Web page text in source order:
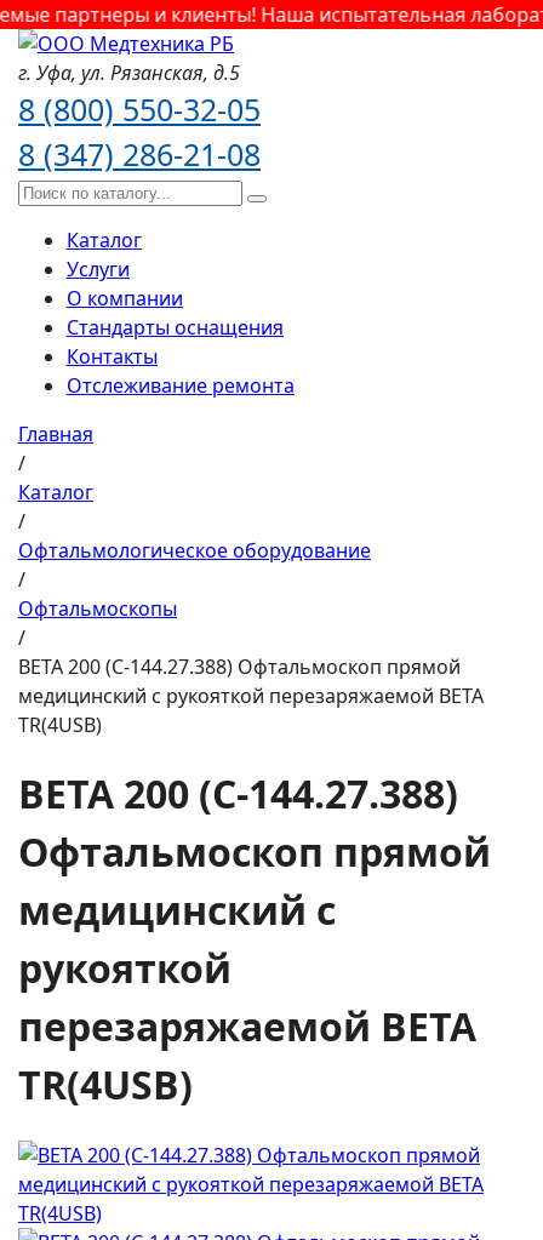
партнеры и клиенты! Наша испытательная
г. Уфа, ул. Рязанская, д.5
8 (800) 550-32-05
8 (347) 286-21-08
Каталог
Услуги
О компании
Стандарты оснащения
Контакты
Отслеживание ремонта
Главная
/
Каталог
/
Офтальмологическое оборудование
/
Офтальмоскопы
/
BETA 200 (C-144.27.388) Офтальмоскоп прямой
медицинский с рукояткой перезаряжаемой BETA
ТR(4USB)
BETA 200 (C-144.27.388)
Офтальмоскоп прямой
медицинский с
рукояткой
перезаряжаемой BETA
ТR(4USB)